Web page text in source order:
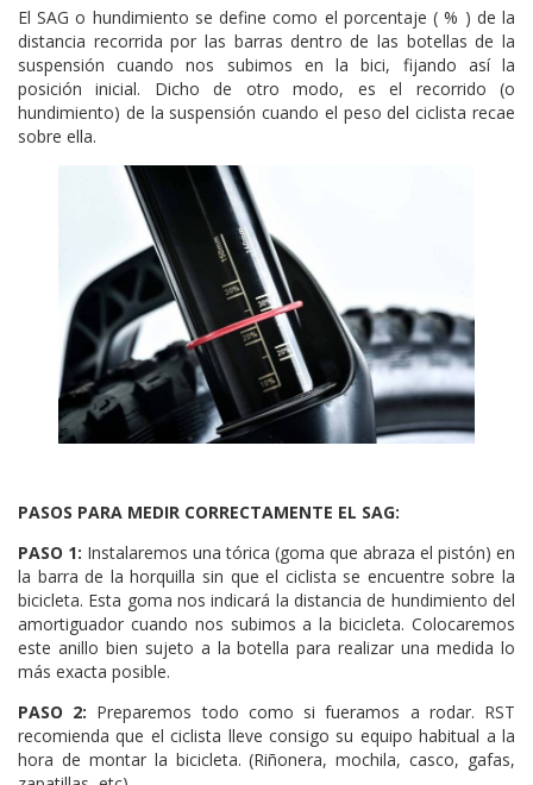
El SAG o hundimiento se define como el porcentaje ( % ) de la
distancia recorrida por las barras dentro de las botellas de la
suspensión cuando nos subimos en la bici, fijando así la
posición inicial. Dicho de otro modo, es el recorrido (o
hundimiento) de la suspensión cuando el peso del ciclista recae
sobre ella.
PASOS PARA MEDIR CORRECTAMENTE EL SAG:
PASO 1: Instalaremos una tórica (goma que abraza el pistón) en
la barra de la horquilla sin que el ciclista se encuentre sobre la
bicicleta. Esta goma nos indicará la distancia de hundimiento del
amortiguador cuando nos subimos a la bicicleta. Colocaremos
este anillo bien sujeto a la botella para realizar una medida lo
más exacta posible.
PASO 2: Preparemos todo como si fueramos a rodar. RST
recomienda que el ciclista lleve consigo su equipo habitual a la
hora de montar la bicicleta. (Riñonera, mochila, casco, gafas,